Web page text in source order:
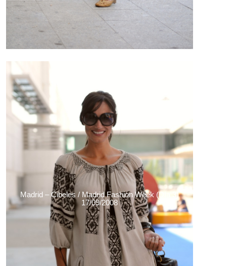
Madrid – Cibeles / Madrid Fashion Week (Día 3)
17/09/2008